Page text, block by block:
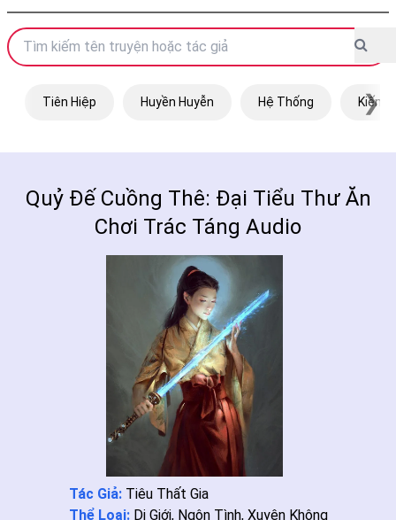
Tiên Hiệp Huyền Huyễn Hệ Thống Kiếm
❯
Quỷ Đế Cuồng Thê: Đại Tiểu Thư Ăn
Chơi Trác Táng Audio
Tác Giả: Tiêu Thất Gia
Thể Loại: Dị Giới, Ngôn Tình, Xuyên Không